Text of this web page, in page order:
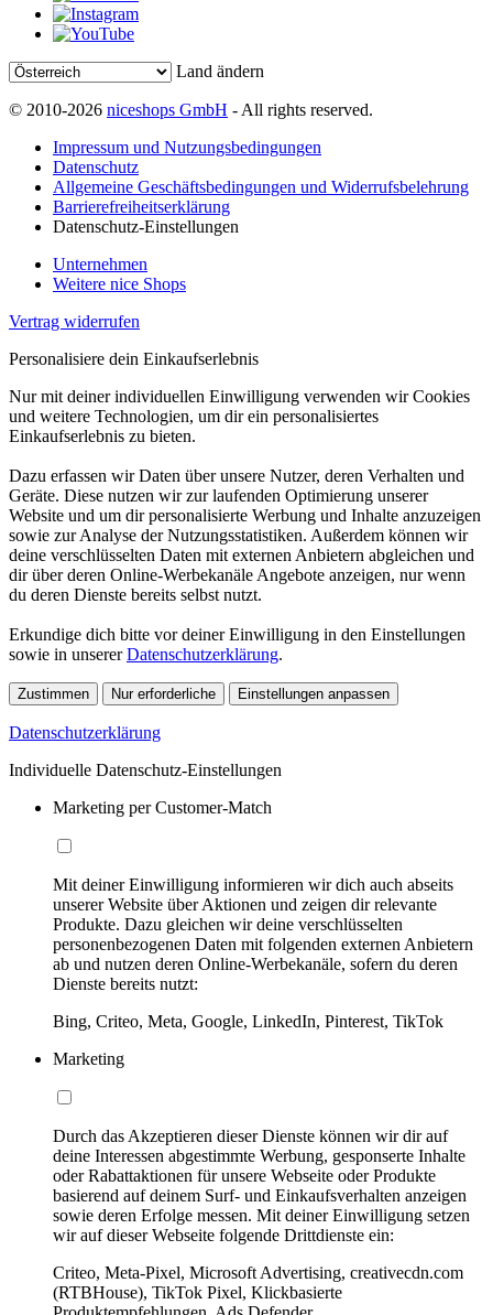
Land ändern
© 2010-2026 niceshops GmbH - All rights reserved.
Impressum und Nutzungsbedingungen
Datenschutz
Allgemeine Geschäftsbedingungen und Widerrufsbelehrung
Barrierefreiheitserklärung
Datenschutz-Einstellungen
Unternehmen
Weitere nice Shops
Vertrag widerrufen
Personalisiere dein Einkaufserlebnis
Nur mit deiner individuellen Einwilligung verwenden wir Cookies
und weitere Technologien, um dir ein personalisiertes
Einkaufserlebnis zu bieten.
Dazu erfassen wir Daten über unsere Nutzer, deren Verhalten und
Geräte. Diese nutzen wir zur laufenden Optimierung unserer
Website und um dir personalisierte Werbung und Inhalte anzuzeigen
sowie zur Analyse der Nutzungsstatistiken. Außerdem können wir
deine verschlüsselten Daten mit externen Anbietern abgleichen und
dir über deren Online-Werbekanäle Angebote anzeigen, nur wenn
du deren Dienste bereits selbst nutzt.
Erkundige dich bitte vor deiner Einwilligung in den Einstellungen
sowie in unsererDatenschutzerklärung.
Zustimmen Nur erforderliche Einstellungen anpassen
Datenschutzerklärung
Individuelle Datenschutz-Einstellungen
Marketing per Customer-Match
Mit deiner Einwilligung informieren wir dich auch abseits
unserer Website über Aktionen und zeigen dir relevante
Produkte. Dazu gleichen wir deine verschlüsselten
personenbezogenen Daten mit folgenden externen Anbietern
ab und nutzen deren Online-Werbekanäle, sofern du deren
Dienste bereits nutzt:
Bing, Criteo, Meta, Google, LinkedIn, Pinterest, TikTok
Marketing
Durch das Akzeptieren dieser Dienste können wir dir auf
deine Interessen abgestimmte Werbung, gesponserte Inhalte
oder Rabattaktionen für unsere Webseite oder Produkte
basierend auf deinem Surf- und Einkaufsverhalten anzeigen
sowie deren Erfolge messen. Mit deiner Einwilligung setzen
wir auf dieser Webseite folgende Drittdienste ein:
Criteo, Meta-Pixel, Microsoft Advertising, creativecdn.com
(RTBHouse), TikTok Pixel, Klickbasierte